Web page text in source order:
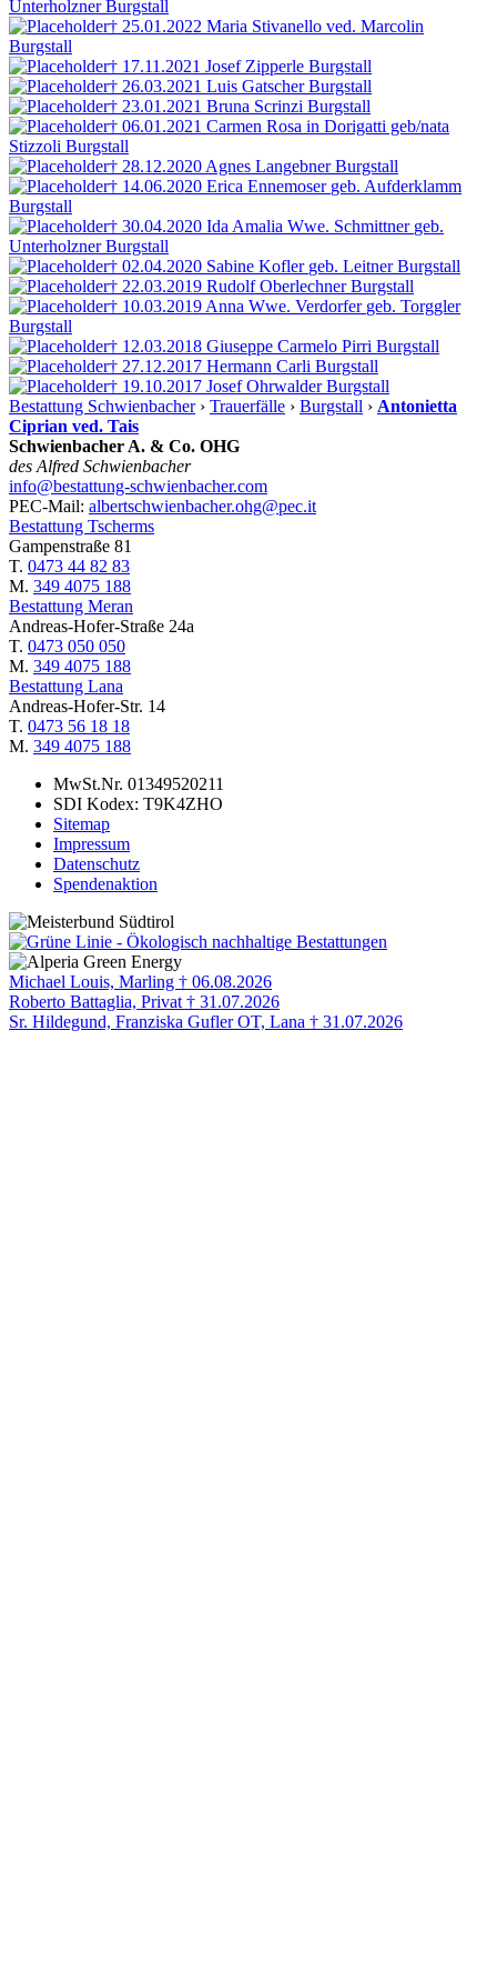
UnterholznerBurgstall
† 25.01.2022 Maria Stivanello ved. Marcolin
Burgstall
† 17.11.2021 Josef Zipperle Burgstall
† 26.03.2021 Luis GatscherBurgstall
† 23.01.2021 Bruna Scrinzi Burgstall
† 06.01.2021 Carmen Rosa in Dorigatti geb/nata
Stizzoli Burgstall
† 28.12.2020 Agnes LangebnerBurgstall
† 14.06.2020 Erica Ennemoser geb. Aufderklamm
Burgstall
† 30.04.2020 Ida Amalia Wwe. Schmittner geb.
UnterholznerBurgstall
† 02.04.2020 Sabine Kofler geb. LeitnerBurgstall
† 22.03.2019 Rudolf OberlechnerBurgstall
† 10.03.2019 Anna Wwe. Verdorfer geb. Torggler
Burgstall
† 12.03.2018 Giuseppe Carmelo Pirri Burgstall
† 27.12.2017 Hermann Carli Burgstall
† 19.10.2017 Josef OhrwalderBurgstall
Bestattung Schwienbacher› Trauerfälle › Burgstall › Antonietta
Ciprian ved. Tais
Schwienbacher A. & Co. OHG
des Alfred Schwienbacher
info@bestattung-schwienbacher.com
PEC-Mail: albertschwienbacher.ohg@pec.it
Bestattung Tscherms
Gampenstraße 81
T. 0473 44 82 83
M. 349 4075 188
Bestattung Meran
Andreas-Hofer-Straße 24a
T. 0473 050 050
M. 349 4075 188
Bestattung Lana
Andreas-Hofer-Str. 14
T. 0473 56 18 18
M. 349 4075 188
MwSt.Nr. 01349520211
SDI Kodex: T9K4ZHO
Sitemap
Impressum
Datenschutz
Spendenaktion
Michael Louis, Marling † 06.08.2026
Roberto Battaglia, Privat † 31.07.2026
Sr. Hildegund, Franziska Gufler OT, Lana † 31.07.2026